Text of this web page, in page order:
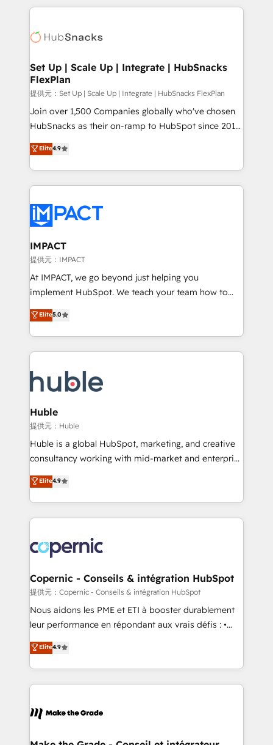
WooCommerce, BuilderTrend, and more Experience
the difference — reach out to see how AI + HubSpot
results)! In short, our services include: - HubSpot
HubSpot development: websites, custom modules,
marketing, advertising, campaigns, content and
design We connect people, data and technology to
improve customer experiences. With our bright
people, exciting ideas and can-do mentality, we
ensure revenue growth on a daily basis. So tell us
team of 100+ experts is ready for you! Driving digital
growth | www.brightdigital.com
Set Up | Scale Up | Integrate | HubSnacks
FlexPlan
提供元：Set Up | Scale Up | Integrate | HubSnacks FlexPlan
Join over 1,500 Companies globally who've chosen
HubSnacks as their on-ramp to HubSpot since 2014
Simple pay-as-you-go plans that accelerate value...
1️⃣ Set Up | Onboarding New or Check-fixing existing
HubSpot portals 2️⃣ Scale Up | 100% HubSpot Task
Execution... Global 24/7 ... All Experts 3️⃣ Integrate |
Slash months from your API Integration project... ⬅️
Click "Contact Business" ⬅️ to access 150+ Kickstart
Integration templates that put HubSpot in the center
of your tech stack, syncing... 🛍️ Shopify or
WooCommerce 💲 Stripe or Paypal 💰 Sage or
Netsuite 🤖 Google or Microsoft ✍️ DocuSign or
the rare Advanced "Custom Integrations"
Accreditation, securely sync data across... 🔄 any
new HubSpot portal with Advanced Website and
CRM Migrations using our in-house "HubScrub" Tool.
Elite4.9
IMPACT
提供元：IMPACT
At IMPACT, we go beyond just helping you
implement HubSpot. We teach your team how to
master it. As the creators of the Endless Customers
System™ (the next evolution of They Ask, You
Answer), we’re the only HubSpot partner built
entirely around coaching and training. That means
skills, processes, and internal team you need to
attract the right buyers, close deals faster, and grow
without outside dependencies. You’ll learn how to: •
Set up, audit, and organize your HubSpot portal •
Get your sales team fully using HubSpot • Track
pipeline and revenue across the entire buyer journey
growth • Create content and videos that attract
buyers • Use AI to scale smarter Our coaching-led
lasts. So if you're ready to become the most trusted
voice in your market, let’s talk.
Elite5.0
Huble
提供元：Huble
Huble is a global HubSpot, marketing, and creative
consultancy working with mid-market and enterprise
businesses. We go beyond implementation, shaping
the strategy, processes, and teams that turn
HubSpot into a genuine growth engine. Named
HubSpot's Global Partner of the Year in 2024,
worldwide, and with over 15 years in the ecosystem,
Huble has built a track record that speaks for itself.
One company, one operating model, delivering
across offices and consulting teams in the UK, USA,
Canada, Germany, France, Belgium, Singapore, and
South Africa. Certified compliant with ISO/IEC
international offices and 175+ employees.
Elite4.9
Copernic - Conseils & intégration HubSpot
提供元：Copernic - Conseils & intégration HubSpot
Nous aidons les PME et ETI à booster durablement
leur performance en répondant aux vrais défis : •
Intégration de HubSpot avec d’autres outils (ERP,
téléphonie, etc.) • Alignement des équipes grâce à un
outil et des données partagées • Amélioration de la
collecte et de l’analyse des données pour des
de la productivité des équipes Notre équipe de 30
avec un engagement total, alignant processus
Elite4.9